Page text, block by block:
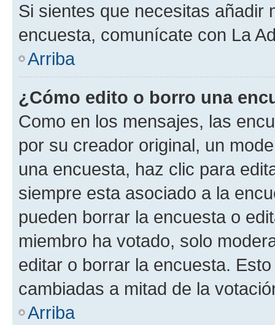
Si sientes que necesitas añadir
encuesta, comunícate con La
Arriba
¿Cómo edito o borro una
Como en los mensajes, las
por su creador original, un
una encuesta, haz clic para
siempre esta asociado a la
pueden borrar la encuesta o
miembro ha votado, solo
editar o borrar la encuesta.
cambiadas a mitad de la
Arriba